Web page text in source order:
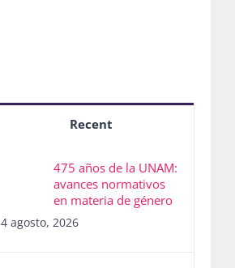
Recent
475 años de la UNAM:
avances normativos
en materia de género
4 agosto, 2026